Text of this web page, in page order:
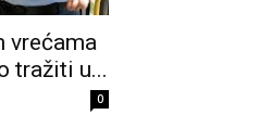
vrećama
tražiti u...
0